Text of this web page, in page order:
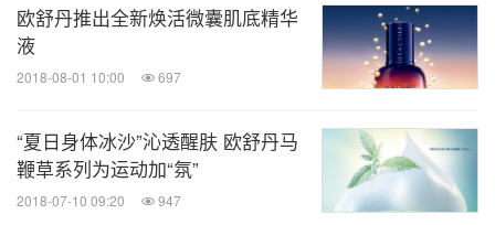
舒丹咖啡馆则是普罗旺斯风貌与生活情怀的精神呈
现，让人时刻拥有快乐好心情。
快闪店限时空降杭
州武林银泰，这两天快约上亲朋好友一起打卡，芬享
一杯南法慢，畅享清泉活力！
欧舒丹推出全新焕活微囊肌底精华
液
2018-08-01 10:00 697
“夏日身体冰沙”沁透醒肤 欧舒丹马
鞭草系列为运动加“氛”
2018-07-10 09:20 947